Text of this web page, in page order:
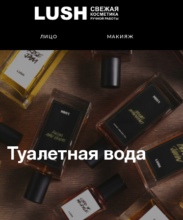
ЛИЦО МАКИЯЖ
Туалетная вода